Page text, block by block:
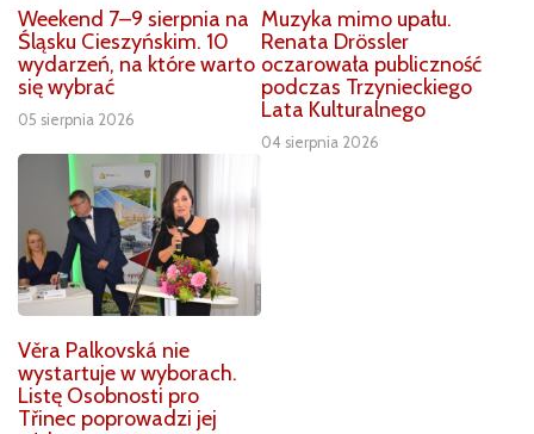
Weekend 7–9 sierpnia na
Śląsku Cieszyńskim. 10
wydarzeń, na które warto
się wybrać
05 sierpnia 2026
Muzyka mimo upału.
Renata Drössler
oczarowała publiczność
podczas Trzynieckiego
Lata Kulturalnego
04 sierpnia 2026
Věra Palkovská nie
wystartuje w wyborach.
Listę Osobnosti pro
Třinec poprowadzi jej